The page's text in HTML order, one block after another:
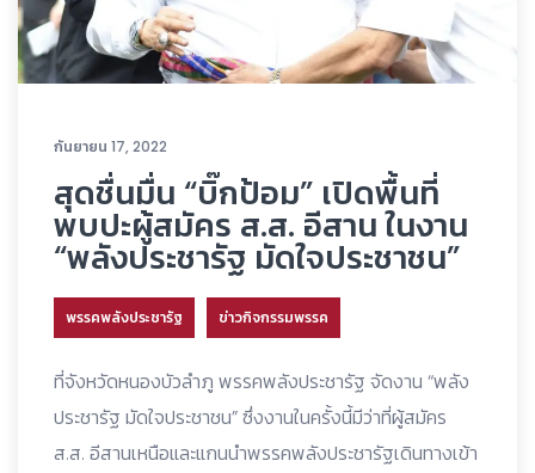
กันยายน 17, 2022
สุดชื่นมื่น “บิ๊กป้อม” เปิดพื้นที่
พบปะผู้สมัคร ส.ส. อีสาน ในงาน
“พลังประชารัฐ มัดใจประชาชน”
พรรคพลังประชารัฐ ข่าวกิจกรรมพรรค
ที่จังหวัดหนองบัวลำภู พรรคพลังประชารัฐ จัดงาน “พลัง
ประชารัฐ มัดใจประชาชน” ซึ่งงานในครั้งนี้มีว่าที่ผู้สมัคร
ส.ส. อีสานเหนือและแกนนำพรรคพลังประชารัฐเดินทางเข้า